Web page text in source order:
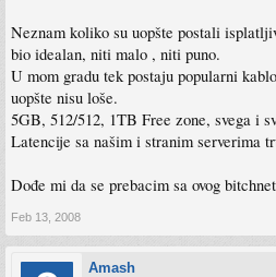
Neznam koliko su uopšte postali
bio idealan, niti malo , niti puno.
U mom gradu tek postaju popularni
uopšte nisu loše.
5GB, 512/512, 1TB Free zone, svega i
Latencije sa našim i stranim serverima
Dođe mi da se prebacim sa ovog
Feb 13, 2008
Amash